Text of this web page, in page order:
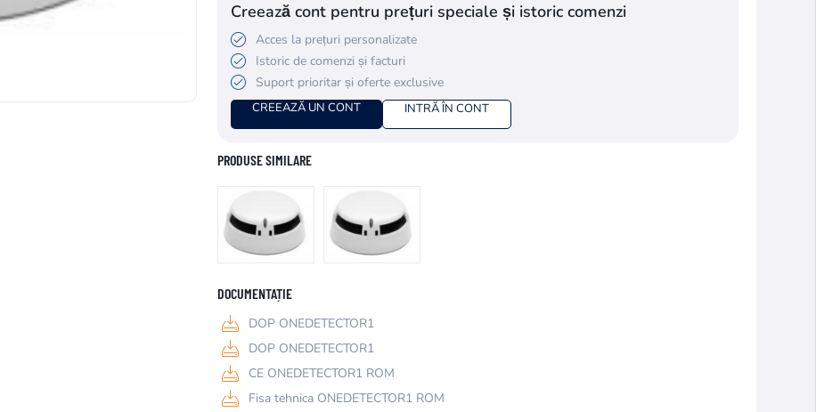
Creează cont pentru prețuri speciale și istoric comenzi
Acces la prețuri personalizate
Istoric de comenzi și facturi
Suport prioritar și oferte exclusive
CREEAZĂ UN CONT INTRĂ ÎN CONT
PRODUSE SIMILARE
DOCUMENTAȚIE
DOP ONEDETECTOR1
DOP ONEDETECTOR1
CE ONEDETECTOR1 ROM
Fisa tehnica ONEDETECTOR1 ROM